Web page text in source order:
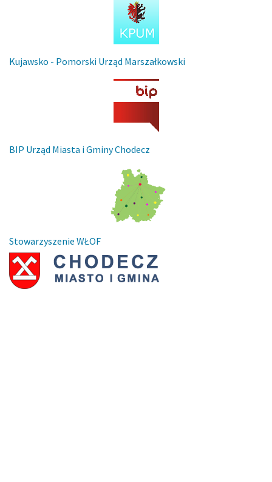
Kujawsko - Pomorski Urząd Marszałkowski
BIP Urząd Miasta i Gminy Chodecz
Stowarzyszenie WŁOF